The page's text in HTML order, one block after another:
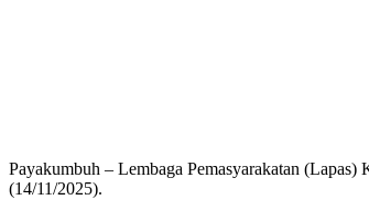
Payakumbuh – Lembaga Pemasyarakatan
(14/11/2025).